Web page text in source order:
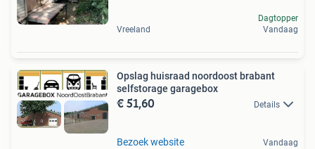
Vreeland
Dagtopper
Vandaag
Opslag huisraad noordoost brabant
selfstorage garagebox
€ 51,60 Details
Bezoek website Vandaag